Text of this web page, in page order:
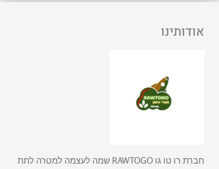
אודותינו
חברת רו טו גו RAWTOGO שמה לעצמה למטרה לתת